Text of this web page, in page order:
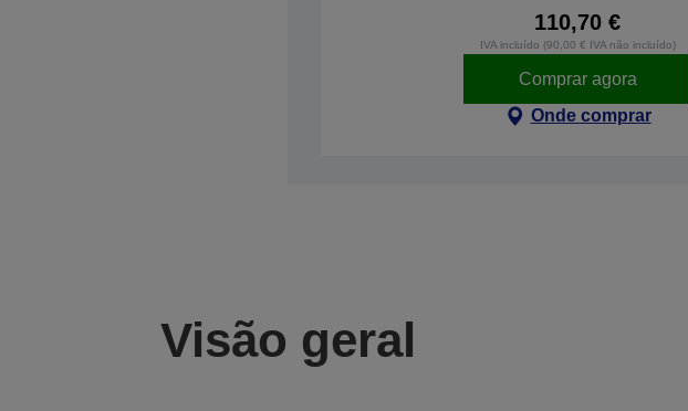
110,70 €
IVA incluído (90,00 € IVA não incluído)
Comprar agora
Onde comprar
Visão geral